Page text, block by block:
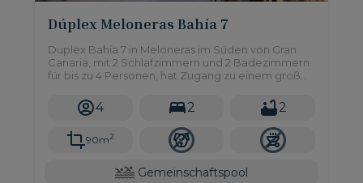
Dúplex Meloneras Bahía 7
Duplex Bahía 7 in Meloneras im Süden von Gran
Canaria, mit 2 Schlafzimmern und 2 Badezimmern
für bis zu 4 Personen, hat Zugang zu einem großen
4 2 2
90m2
Gemeinschaftspool